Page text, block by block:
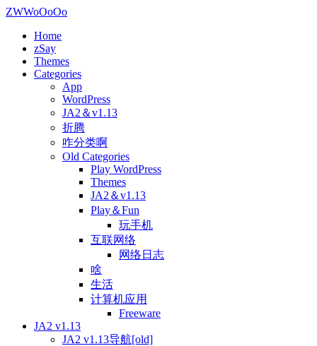
ZWWoOoOo
Home
zSay
Themes
Categories
App
WordPress
JA2＆v1.13
折腾
咋分类啊
Old Categories
Play WordPress
Themes
JA2＆v1.13
Play＆Fun
玩手机
互联网络
网络日志
啥
生活
计算机应用
Freeware
JA2 v1.13
JA2 v1.13导航[old]